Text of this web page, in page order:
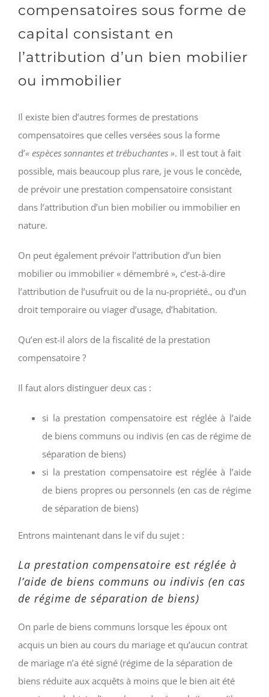
compensatoires sous forme de
capital consistant en
l’attribution d’un bien mobilier
ou immobilier
Il existe bien d’autres formes de prestations
compensatoires que celles versées sous la forme
d’« espèces sonnantes et trébuchantes ». Il est tout à fait
possible, mais beaucoup plus rare, je vous le concède,
de prévoir une prestation compensatoire consistant
dans l’attribution d’un bien mobilier ou immobilier en
nature.
On peut également prévoir l’attribution d’un bien
mobilier ou immobilier « démembré », c’est-à-dire
l’attribution de l’usufruit ou de la nu-propriété., ou d’un
droit temporaire ou viager d’usage, d’habitation.
Qu’en est-il alors de la fiscalité de la prestation
compensatoire ?
Il faut alors distinguer deux cas :
si la prestation compensatoire est réglée à l’aide
de biens communs ou indivis (en cas de régime de
séparation de biens)
si la prestation compensatoire est réglée à l’aide
de biens propres ou personnels (en cas de régime
de séparation de biens)
Entrons maintenant dans le vif du sujet :
La prestation compensatoire est réglée à
l’aide de biens communs ou indivis (en cas
de régime de séparation de biens)
On parle de biens communs lorsque les époux ont
acquis un bien au cours du mariage et qu’aucun contrat
de mariage n’a été signé (régime de la séparation de
biens réduite aux acquêts à moins que le bien ait été